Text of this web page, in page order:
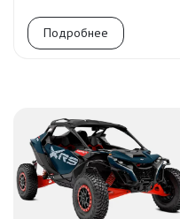
Подробнее